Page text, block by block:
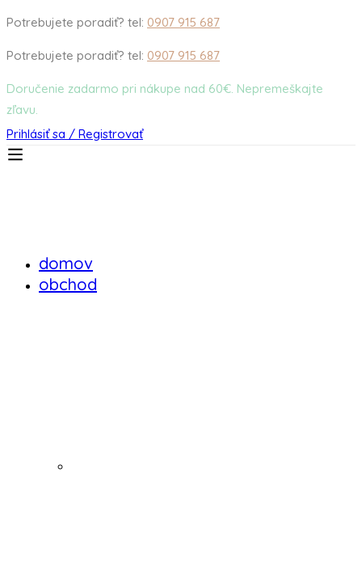
Potrebujete poradiť? tel: 0907 915 687
Potrebujete poradiť? tel: 0907 915 687
Doručenie zadarmo pri nákupe nad 60€. Nepremeškajte
zľavu.
Prihlásiť sa / Registrovať
domov
obchod